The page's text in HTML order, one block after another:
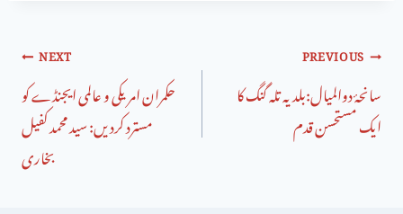
PREVIOUS
سانحۂ دوالمیال:بلدیہ تلہ گنگ کا
ایک مستحسن قدم
NEXT
حکمران امریکی و عالمی ایجنڈے کو
مسترد کردیں: سید محمد کفیل
بخاری